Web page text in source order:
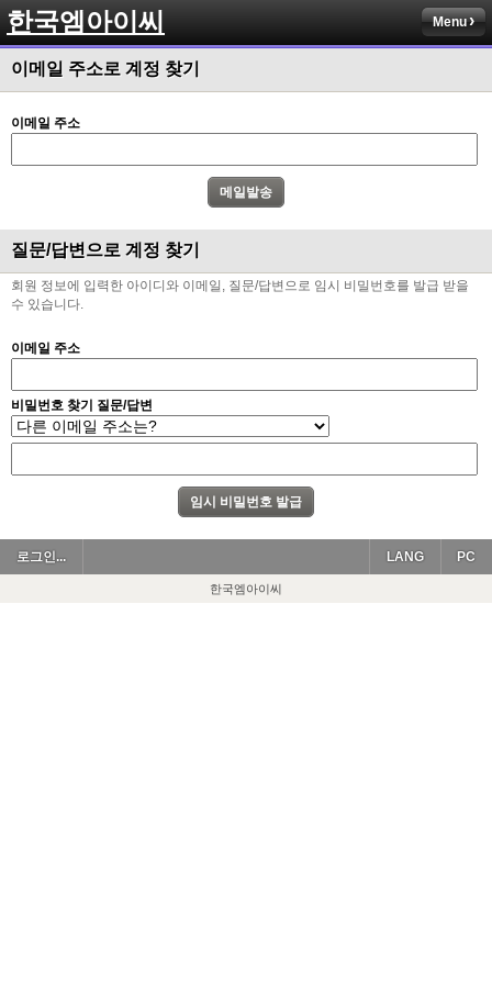
한국엠아이씨 Menu
이메일 주소로 계정 찾기
이메일 주소
질문/답변으로 계정 찾기
회원 정보에 입력한 아이디와 이메일, 질문/답변으로 임시 비밀번호를 발급 받을
수 있습니다.
이메일 주소
비밀번호 찾기 질문/답변
로그인... PC
LANG
한국엠아이씨